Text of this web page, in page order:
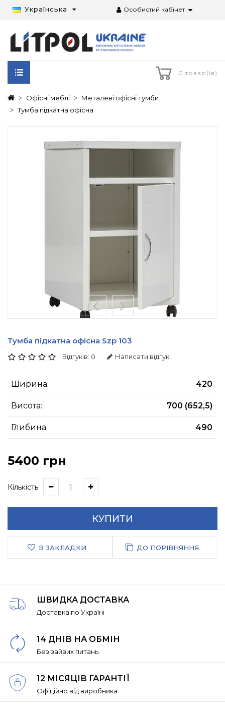
Українська Особистий кабінет
0 товар(ів)
Офісні меблі
Металеві офісні тумби
Тумба підкатна офісна
Тумба підкатна офісна Szp 103
Відгуків: 0 Написати відгук
Ширина: 420
Висота: 700 (652,5)
Глибина: 490
5400 грн
Кількість
КУПИТИ
В ЗАКЛАДКИ ДО ПОРІВНЯННЯ
ШВИДКА ДОСТАВКА
Доставка по Україні
14 ДНІВ НА ОБМІН
Без зайвих питань.
12 МІСЯЦІВ ГАРАНТІЇ
Офіційно від виробника